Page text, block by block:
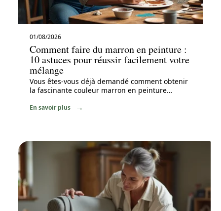
01/08/2026
Comment faire du marron en peinture :
10 astuces pour réussir facilement votre
mélange
Vous êtes-vous déjà demandé comment obtenir
la fascinante couleur marron en peinture…
En savoir plus